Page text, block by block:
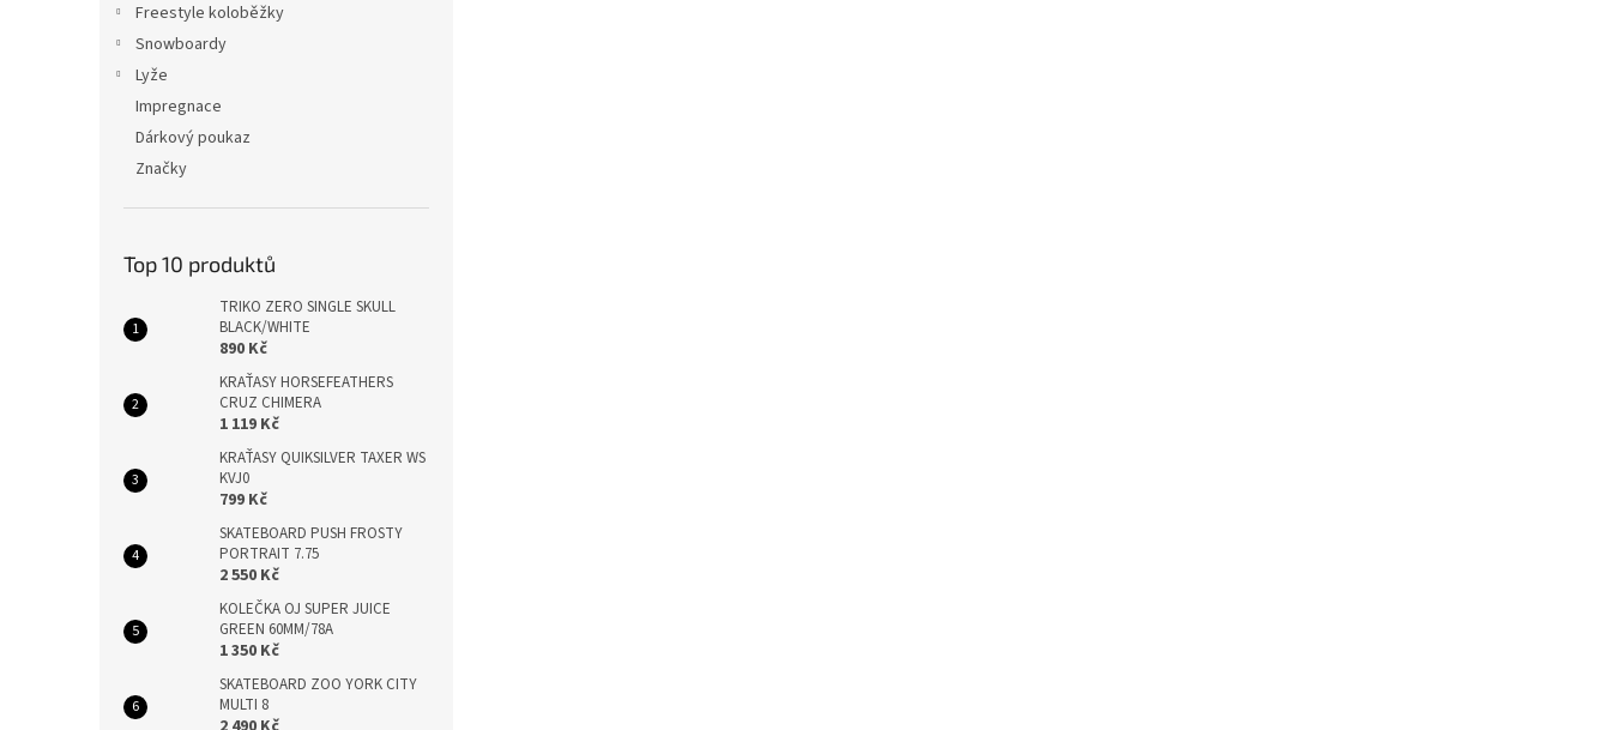
Freestyle koloběžky
Snowboardy
Lyže
Impregnace
Dárkový poukaz
Značky
Top 10 produktů
TRIKO ZERO SINGLE SKULL
BLACK/WHITE
890 Kč
KRAŤASY HORSEFEATHERS
CRUZ CHIMERA
1 119 Kč
KRAŤASY QUIKSILVER TAXER WS
KVJ0
799 Kč
SKATEBOARD PUSH FROSTY
PORTRAIT 7.75
2 550 Kč
KOLEČKA OJ SUPER JUICE
GREEN 60MM/78A
1 350 Kč
SKATEBOARD ZOO YORK CITY
MULTI 8